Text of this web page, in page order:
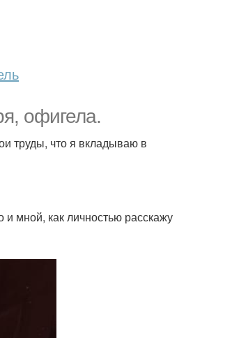
офигела.
труды, что я вкладываю в
мной, как личностью расскажу